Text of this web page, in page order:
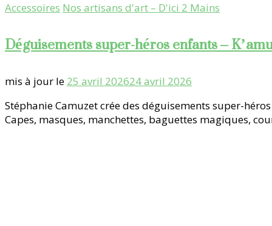
Accessoires Nos artisans d'art – D'ici 2 Mains
Déguisements super-héros enfants –
mis à jour le 25 avril 202624 avril 2026
Stéphanie Camuzet crée des déguisements super-
Capes, masques, manchettes, baguettes magiques,